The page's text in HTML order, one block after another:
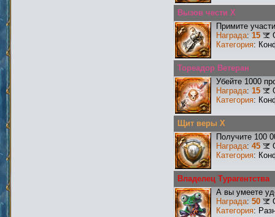
Вызов чести X
Примите
Награда: 15
Категория:
Тореадор Ветеран
Убейте 1000
Награда: 15
Категория:
Щит веры X
Получите 100
Награда: 45
Категория:
Владелец Турагентства
А вы умеете
Награда: 50
Категория: